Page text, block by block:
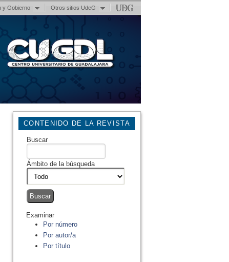
y Gobierno Otros sitios UdeG
CONTENIDO DE LA REVISTA
Buscar
Ámbito de la búsqueda
Examinar
Por número
Por autor/a
Por título